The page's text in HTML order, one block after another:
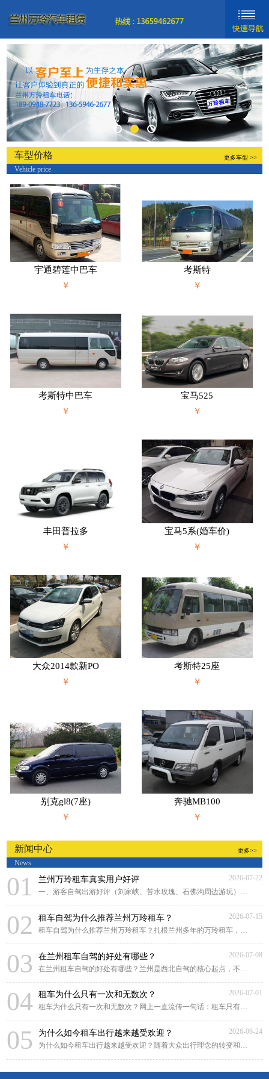
车型价格 更多车型 >>
Vehicle price
宇通碧莲中巴车
￥
考斯特
￥
考斯特中巴车
￥
宝马525
￥
丰田普拉多
￥
宝马5系(婚车价)
￥
大众2014款新PO
￥
考斯特25座
￥
别克gl8(7座)
￥
奔驰MB100
￥
新闻中心 更多>>
News
01 兰州万玲租车真实用户好评
2026-07-22
一、游客自驾出游好评（刘家峡、苦水玫瑰、石佛沟周边游玩）来兰州游玩，对比好几家租
02 租车自驾为什么推荐兰州万玲租车？
2026-07-15
租车自驾为什么推荐兰州万玲租车？扎根兰州多年的万玲租车，凭借本土化深耕、贴心靠谱
03 在兰州租车自驾的好处有哪些？
2026-07-08
在兰州租车自驾的好处有哪些？兰州是西北自驾的核心起点，不管是市区畅游黄河风情线，
04 租车为什么只有一次和无数次？
2026-07-01
租车为什么只有一次和无数次？网上一直流传一句话：租车只有一次和无数次。很多人原
05 为什么如今租车出行越来越受欢迎？
2026-06-24
为什么如今租车出行越来越受欢迎？随着大众出行理念的转变和租车行业的规范化发展，租
新闻动态
车型分类
关于我们
帮助中心